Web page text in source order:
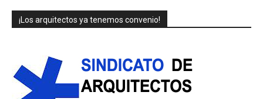
¡Los arquitectos ya tenemos convenio!